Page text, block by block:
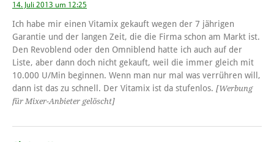
14. Juli 2013 um 12:25
Ich habe mir einen Vitamix gekauft wegen der 7 jährigen
Garantie und der langen Zeit, die die Firma schon am Markt ist.
Den Revoblend oder den Omniblend hatte ich auch auf der
Liste, aber dann doch nicht gekauft, weil die immer gleich mit
10.000 U/Min beginnen. Wenn man nur mal was verrühren will,
dann ist das zu schnell. Der Vitamix ist da stufenlos. [Werbung
für Mixer-Anbieter gelöscht]